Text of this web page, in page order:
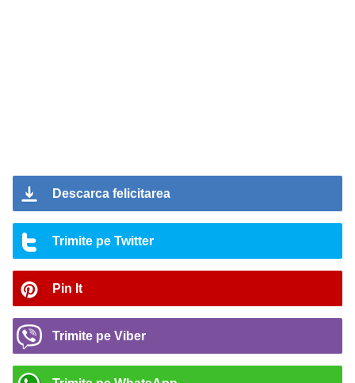
Descarca felicitarea
Trimite pe Twitter
Pin It
Trimite pe Viber